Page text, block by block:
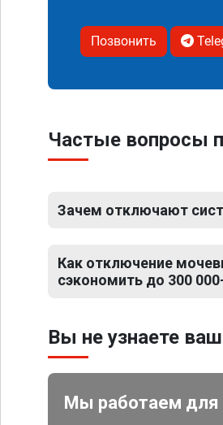
Позвонить
Частые вопросы
Зачем отключают
Как отключение
сэкономить до 300
Вы не узнаете
Мы работаем для